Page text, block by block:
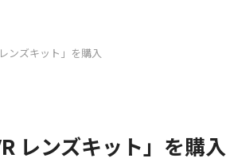
ンズキット」を購入
レンズキット」を購入